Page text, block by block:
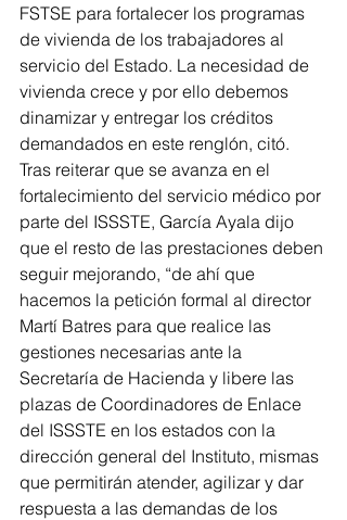
FSTSE para fortalecer los programas
de vivienda de los trabajadores al
servicio del Estado. La necesidad de
vivienda crece y por ello debemos
dinamizar y entregar los créditos
demandados en este renglón, citó.
Tras reiterar que se avanza en el
fortalecimiento del servicio médico por
parte del ISSSTE, García Ayala dijo
que el resto de las prestaciones deben
seguir mejorando, “de ahí que
hacemos la petición formal al director
Martí Batres para que realice las
gestiones necesarias ante la
Secretaría de Hacienda y libere las
plazas de Coordinadores de Enlace
del ISSSTE en los estados con la
dirección general del Instituto, mismas
que permitirán atender, agilizar y dar
respuesta a las demandas de los